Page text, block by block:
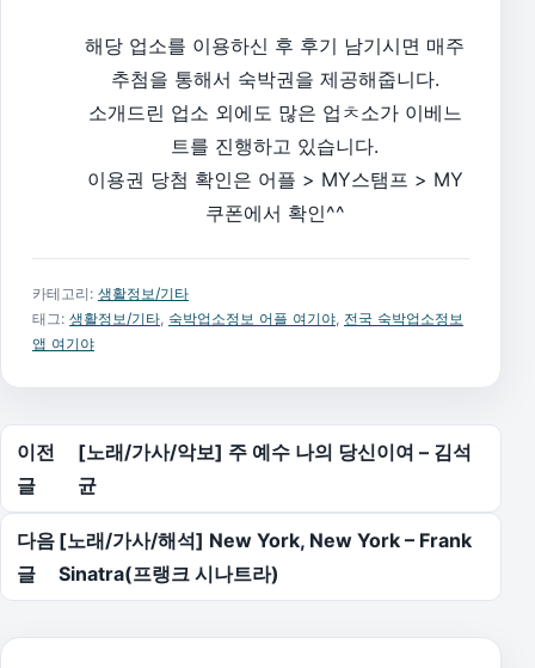
해당 업소를 이용하신 후 후기 남기시면 매주
추첨을 통해서 숙박권을 제공해줍니다.
소개드린 업소 외에도 많은 업ㅊ소가 이베느
트를 진행하고 있습니다.
이용권 당첨 확인은 어플 > MY스탬프 > MY
쿠폰에서 확인^^
카테고리: 생활정보/기타
태그: 생활정보/기타 숙박업소정보 어플 여기야 전국 숙박업소정보
앱 여기야
글 탐색
이전
글
[노래/가사/악보] 주 예수 나의 당신이여 – 김석
균
다음
글
[노래/가사/해석] New York, New York – Frank
Sinatra(프랭크 시나트라)